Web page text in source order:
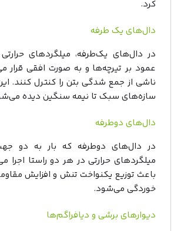
کرد.
دال‌های یک‌ طرفه
در دال‌های یک‌طرفه، میلگردهای حرارتی
عمود بر تیرچه‌ها و به‌ صورت افقی قرار
ناشی از جمع‌ شدگی بتن را کنترل کنند. این
سازه‌های سبک تا نیمه‌ سنگین دیده می‌شود.
دال‌های دوطرفه
در دال‌های دوطرفه که بار به دو
میلگردهای حرارتی در هر دو راستا اجرا
باعث توزیع یکنواخت تنش و افزایش مقاومت
خوردگی می‌شود.
دیوارهای برشی و دیافراگم‌ها